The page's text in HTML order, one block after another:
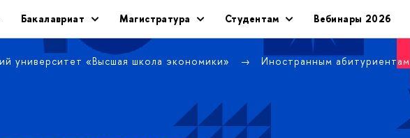
Бакалавриат Магистратура Студентам Вебинары 2026
университет «Высшая школа экономики» Иностранным абитуриентам